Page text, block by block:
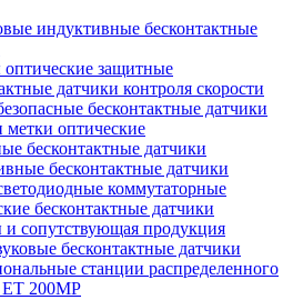
индуктивные бесконтактные
оптические защитные
датчики контроля скорости
бесконтактные датчики
метки оптические
бесконтактные датчики
бесконтактные датчики
коммутаторные
бесконтактные датчики
и сопутствующая продукция
бесконтактные датчики
станции распределенного
200MP